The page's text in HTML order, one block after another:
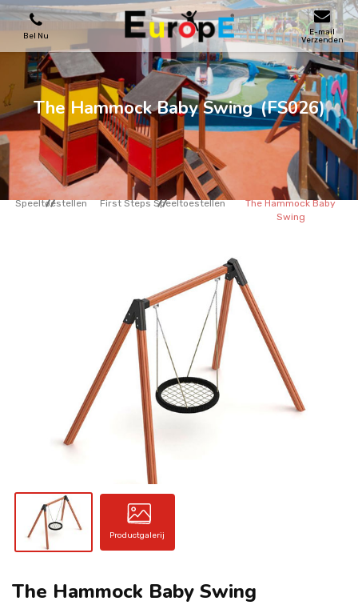
Bel Nu
E-mail
Verzenden
SPEELTOESTELLEN
SKATEPARKS
HOUTEN HUIZENS
The Hammock Baby Swing (FS026)
Speeltoestellen First Steps Speeltoestellen
The Hammock Baby
Swing
Productgalerij
The Hammock Baby Swing